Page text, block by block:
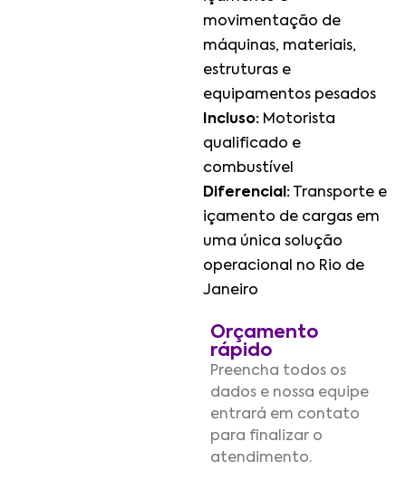
movimentação de
máquinas, materiais,
estruturas e
equipamentos pesados
Incluso: Motorista
qualificado e
combustível
Diferencial: Transporte e
içamento de cargas em
uma única solução
operacional no Rio de
Janeiro
Orçamento
rápido
Preencha todos os
dados e nossa equipe
entrará em contato
para finalizar o
atendimento.